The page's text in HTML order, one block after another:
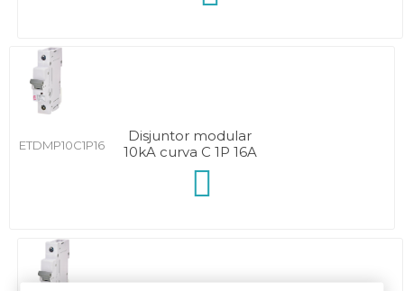
ETDMP10C1P16
Disjuntor modular
10kA curva C 1P 16A